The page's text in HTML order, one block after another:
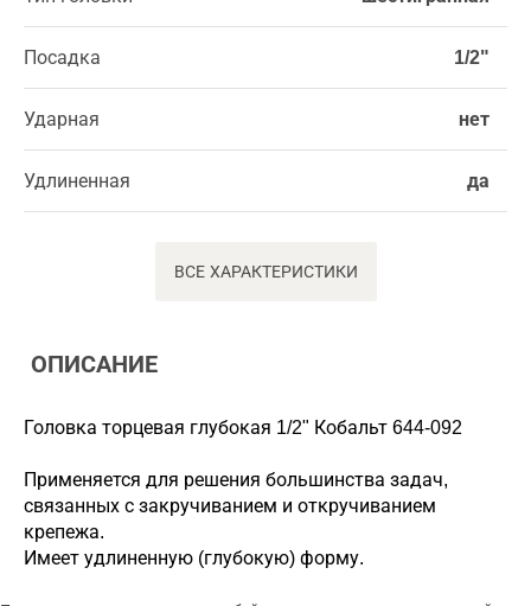
Посадка 1/2"
Ударная нет
Удлиненная да
ВСЕ ХАРАКТЕРИСТИКИ
ОПИСАНИЕ
Головка торцевая глубокая 1/2" Кобальт 644-092
Применяется для решения большинства задач,
связанных с закручиванием и откручиванием
крепежа.
Имеет удлиненную (глубокую) форму.